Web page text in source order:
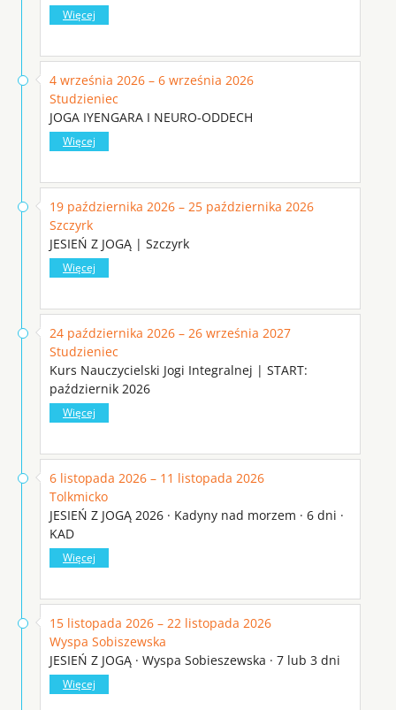
Więcej
4 września 2026 – 6 września 2026
Studzieniec
JOGA IYENGARA I NEURO-ODDECH
Więcej
19 października 2026 – 25 października 2026
Szczyrk
JESIEŃ Z JOGĄ | Szczyrk
Więcej
24 października 2026 – 26 września 2027
Studzieniec
Kurs Nauczycielski Jogi Integralnej | START:
październik 2026
Więcej
6 listopada 2026 – 11 listopada 2026
Tolkmicko
JESIEŃ Z JOGĄ 2026 · Kadyny nad morzem · 6 dni ·
KAD
Więcej
15 listopada 2026 – 22 listopada 2026
Wyspa Sobiszewska
JESIEŃ Z JOGĄ · Wyspa Sobieszewska · 7 lub 3 dni
Więcej